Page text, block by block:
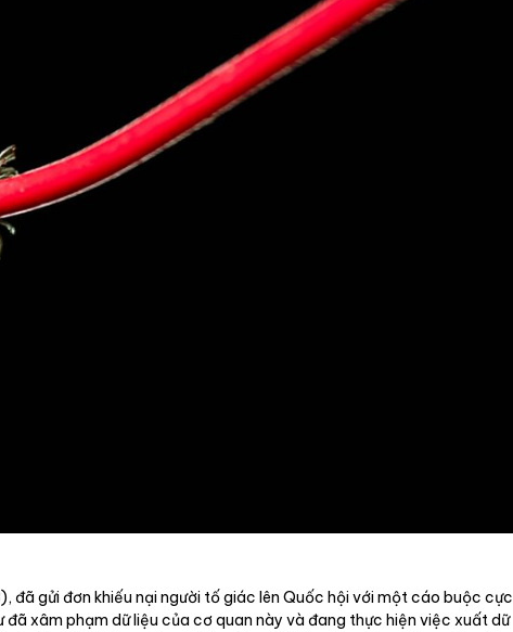
đã gửi đơn khiếu nại người tố giác lên Quốc hội với một cáo buộc cực
đã xâm phạm dữ liệu của cơ quan này và đang thực hiện việc xuất dữ